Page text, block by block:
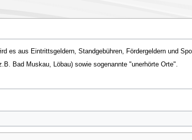
es aus Eintrittsgeldern, Standgebühren, Fördergeldern und
Bad Muskau, Löbau) sowie sogenannte "unerhörte Orte".